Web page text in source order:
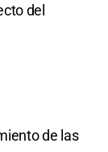
del
de las